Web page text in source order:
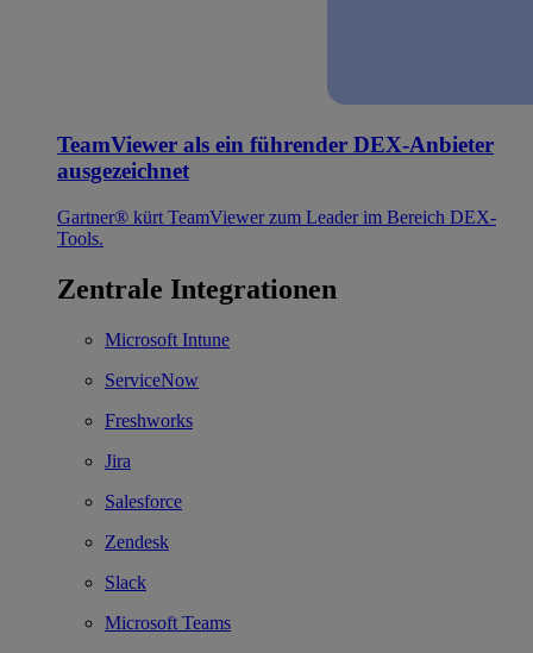
TeamViewer als ein führender DEX-Anbieter
ausgezeichnet
Gartner® kürt TeamViewer zum Leader im Bereich DEX-
Tools.
Zentrale Integrationen
Microsoft Intune
ServiceNow
Freshworks
Jira
Salesforce
Zendesk
Slack
Microsoft Teams